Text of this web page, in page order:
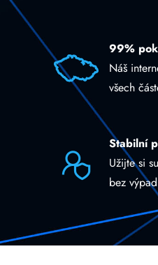
99%
Náš
všech
Stabilní
Užijte si
bez